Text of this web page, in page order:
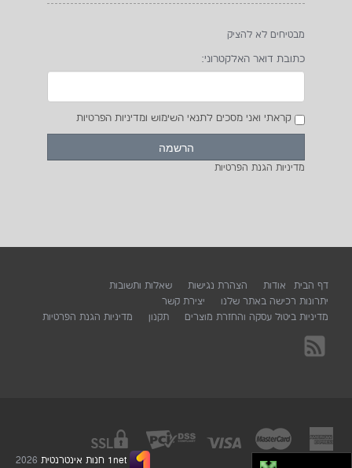
מבטיחים לא להציק
כתובת דואר האלקטרוני:
קראתי ואני מסכים לתנאי השימוש ומדיניות הפרטיות
מדיניות הגנת הפרטיות
דף הבית אודות הצהרת נגישות
שאלות ותשובות
יתרונות רכישה באתר שלנו
יצירת קשר
מדיניות ביטול עסקה והחזרת מוצרים
תקנון מדיניות הגנת הפרטיות
1net חנות אינטרנטית 2026